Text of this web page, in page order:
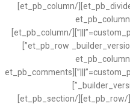
max_width=”100px” locked=”off”][/et_pb_divider][/et_pb_column]
custom_padding=”|||” custom_padding__hover=”|||”][/et_pb_column]
[/et_pb_row][et_pb_row _builder_version=”3.25″ collapsed=”on”]
custom_padding=”|||” custom_padding__hover=”|||”][et_pb_comments
_builder_version=”4.5.7″ _module_preset=”default”]